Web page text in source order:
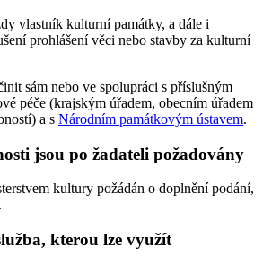
vlastník kulturní památky, a dále i
prohlášení věci nebo stavby za kulturní
sám nebo ve spolupráci s příslušným
péče (krajským úřadem, obecním úřadem
a s Národním památkovým ústavem.
jsou po žadateli požadovány
kultury požádán o doplnění podání,
kterou lze využít